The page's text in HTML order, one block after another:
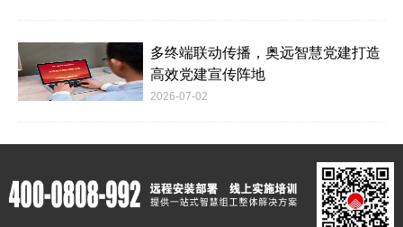
多终端联动传播，奥远智慧党建打造
高效党建宣传阵地
2026-07-02